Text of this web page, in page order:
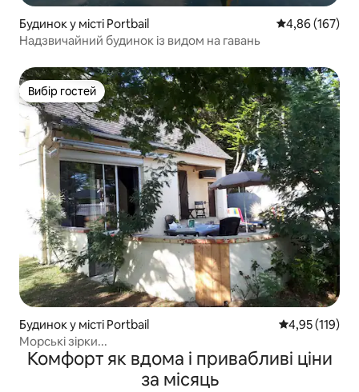
Будинок у місті Portbail Середня
4,86 (167)
Надзвичайний будинок із видом на гавань
Вибір гостей
Вибір гостей
Будинок у місті Portbail Середня
4,95 (119)
Морські зірки...
Комфорт як вдома і привабливі ціни
за місяць